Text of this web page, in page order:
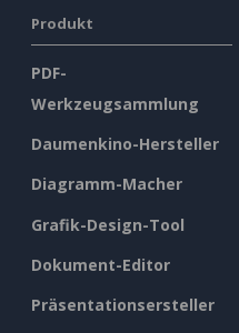
Produkt
PDF-
Werkzeugsammlung
Daumenkino-Hersteller
Diagramm-Macher
Grafik-Design-Tool
Dokument-Editor
Präsentationsersteller